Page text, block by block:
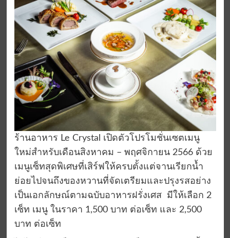
ร้านอาหาร Le Crystal เปิดตัวโปรโมชั่นเซตเมนู
ใหม่สำหรับเดือนสิงหาคม – พฤศจิกายน 2566 ด้วย
เมนูเซ็ทสุดพิเศษที่เสิร์ฟให้ครบตั้งแต่จานเรียกน้ำ
ย่อยไปจนถึงของหวานที่จัดเตรียมและปรุงรสอย่าง
เป็นเอกลักษณ์ตามฉบับอาหารฝรั่งเศส มีให้เลือก 2
เซ็ท เมนู ในราคา 1,500 บาท ต่อเซ็ท และ 2,500
บาท ต่อเซ็ท